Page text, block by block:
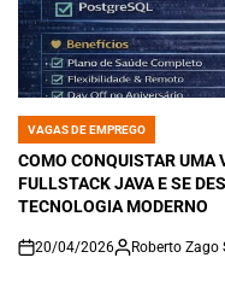
POSTED
IN
VAGAS DE EMPREGO
COMO CONQUISTAR UMA
FULLSTACK JAVA E SE
TECNOLOGIA MODERNO
on
20/04/2026 Roberto Zago